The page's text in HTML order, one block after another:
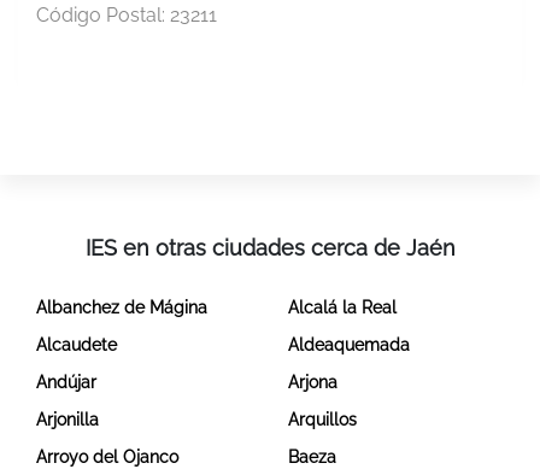
Código Postal: 23211
IES en otras ciudades cerca de Jaén
Albanchez de Mágina
Alcalá la Real
Alcaudete
Aldeaquemada
Andújar
Arjona
Arjonilla
Arquillos
Arroyo del Ojanco
Baeza